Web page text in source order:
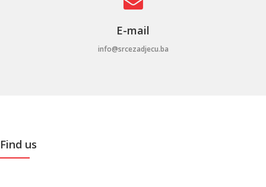
E-mail
info@srcezadjecu.ba
Find us